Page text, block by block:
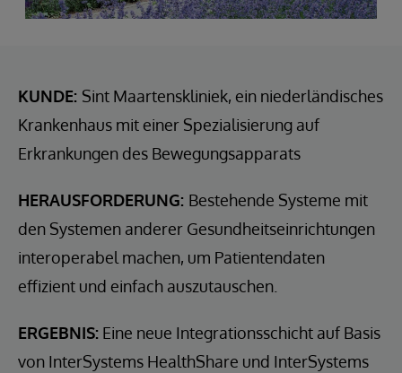
KUNDE: Sint Maartenskliniek, ein niederländisches
Krankenhaus mit einer Spezialisierung auf
Erkrankungen des Bewegungsapparats
HERAUSFORDERUNG: Bestehende Systeme mit
den Systemen anderer Gesundheitseinrichtungen
interoperabel machen, um Patientendaten
effizient und einfach auszutauschen.
ERGEBNIS: Eine neue Integrationsschicht auf Basis
von InterSystems HealthShare und InterSystems